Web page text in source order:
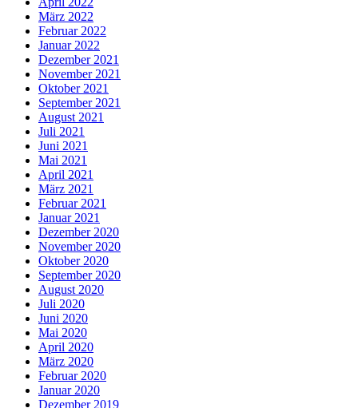
März 2022
Februar 2022
Januar 2022
Dezember 2021
November 2021
Oktober 2021
September 2021
August 2021
Juli 2021
Juni 2021
Mai 2021
April 2021
März 2021
Februar 2021
Januar 2021
Dezember 2020
November 2020
Oktober 2020
September 2020
August 2020
Juli 2020
Juni 2020
Mai 2020
April 2020
März 2020
Februar 2020
Januar 2020
Dezember 2019